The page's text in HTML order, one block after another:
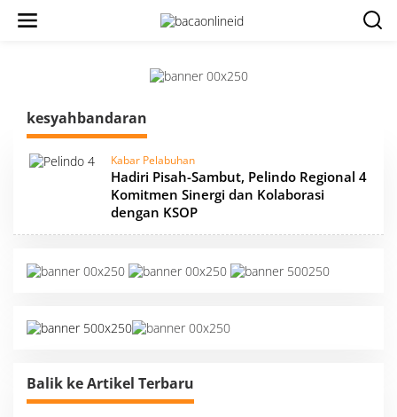
kesyahbandaran
Kabar Pelabuhan
Hadiri Pisah-Sambut, Pelindo Regional 4
Komitmen Sinergi dan Kolaborasi
dengan KSOP
Balik ke Artikel Terbaru